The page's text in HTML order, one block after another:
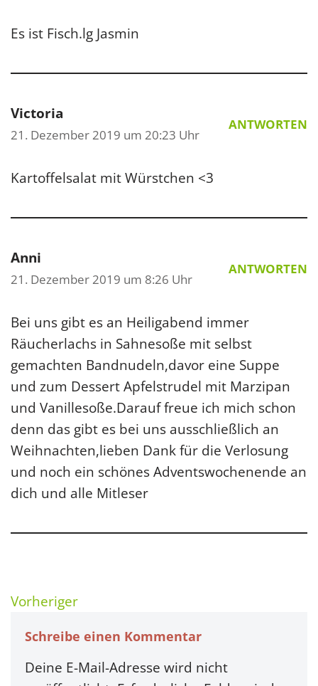
Es ist Fisch.lg Jasmin
Victoria
21. Dezember 2019 um 20:23 Uhr
ANTWORTEN
Kartoffelsalat mit Würstchen <3
Anni
21. Dezember 2019 um 8:26 Uhr
ANTWORTEN
Bei uns gibt es an Heiligabend immer
Räucherlachs in Sahnesoße mit selbst
gemachten Bandnudeln,davor eine Suppe
und zum Dessert Apfelstrudel mit Marzipan
und Vanillesoße.Darauf freue ich mich schon
denn das gibt es bei uns ausschließlich an
Weihnachten,lieben Dank für die Verlosung
und noch ein schönes Adventswochenende an
dich und alle Mitleser
Vorheriger
Schreibe einen Kommentar
Deine E-Mail-Adresse wird nicht